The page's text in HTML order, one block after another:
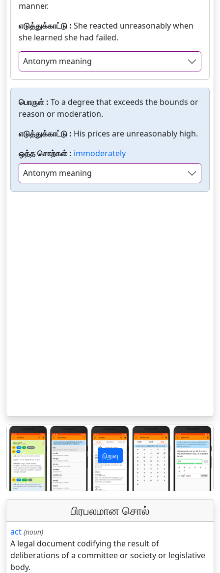
manner.
எடுத்துக்காட்டு : She reacted unreasonably when
she learned she had failed.
Antonym meaning
பொருள் : To a degree that exceeds the bounds or
reason or moderation.
எடுத்துக்காட்டு : His prices are unreasonably high.
ஒத்த சொற்கள் : immoderately
Antonym meaning
நிறுவு
पिछला अगला
பிரபலமான சொல்
act (noun)
A legal document codifying the result of
deliberations of a committee or society or legislative
body.